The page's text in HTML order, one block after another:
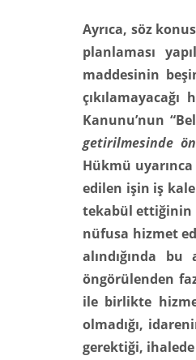
Ayrıca, söz
planlaması
maddesinin
Kanunu’nun
getirilmesinde
Hükmü
edilen işin iş
tekabül ettiğinin
nüfusa hizmet
alındığında
öngörülenden
ile birlikte
olmadığı,
gerektiği,